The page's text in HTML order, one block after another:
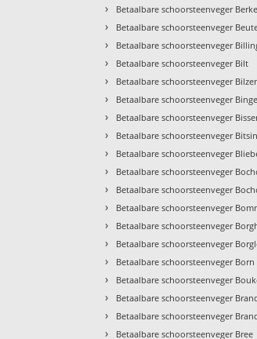
› Betaalbare schoorsteenveger
› Betaalbare schoorsteenveger
› Betaalbare schoorsteenveger
› Betaalbare schoorsteenveger Bilt
› Betaalbare schoorsteenveger
› Betaalbare schoorsteenveger
› Betaalbare schoorsteenveger
› Betaalbare schoorsteenveger
› Betaalbare schoorsteenveger
› Betaalbare schoorsteenveger
› Betaalbare schoorsteenveger
› Betaalbare schoorsteenveger
› Betaalbare schoorsteenveger
› Betaalbare schoorsteenveger
› Betaalbare schoorsteenveger Born
› Betaalbare schoorsteenveger
› Betaalbare schoorsteenveger
› Betaalbare schoorsteenveger
› Betaalbare schoorsteenveger Bree